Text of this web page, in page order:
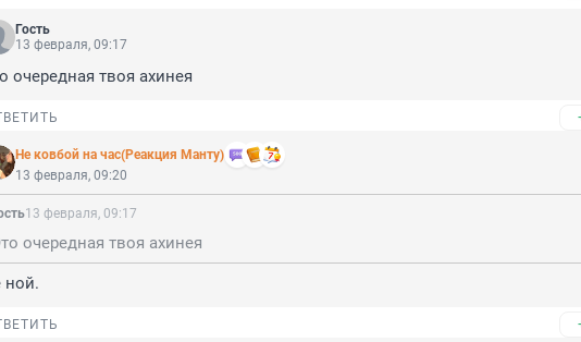
Гость
13 февраля, 09:17
очередная твоя ахинея
Не ковбой на час(Реакция Манту)
13 февраля, 09:20
13 февраля, 09:17
очередная твоя ахинея
ной.